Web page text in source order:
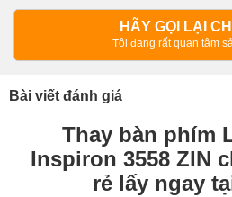
HÃY GỌI LẠI
Tôi đang rất quan tâm
Bài viết đánh giá
Thay bàn phím
Inspiron 3558 ZIN
rẻ lấy ngay